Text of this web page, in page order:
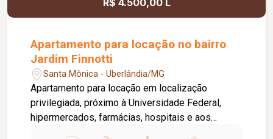
R$ 4.500,00 L
Apartamento para locação no bairro
Jardim Finnotti
Santa Mônica - Uberlândia/MG
Apartamento para locação em localização
privilegiada, próximo à Universidade Federal,
hipermercados, farmácias, hospitais e aos